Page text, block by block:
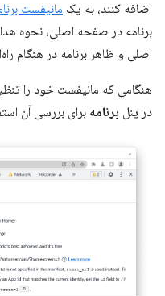
اضافه کنند، به یک مانیفست
برنامه در صفحه اصلی، نحوه
اصلی و ظاهر برنامه در هنگام
هنگامی که مانیفست خود را
در پنل برنامه برای بررسی آن